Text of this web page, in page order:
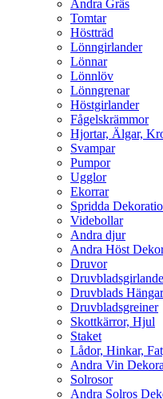
Andra Gräs
Tomtar
Höstträd
Lönngirlander
Lönnar
Lönnlöv
Lönngrenar
Höstgirlander
Fågelskrämmor
Hjortar, Älgar,
Svampar
Pumpor
Ugglor
Ekorrar
Spridda
Videbollar
Andra djur
Andra Höst
Druvor
Druvblads
Druvbladsgreiner
Skottkärror, Hjul
Staket
Lådor, Hinkar,
Andra Vin
Solrosor
Andra Solros